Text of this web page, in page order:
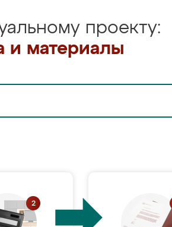
проекту:
и материалы